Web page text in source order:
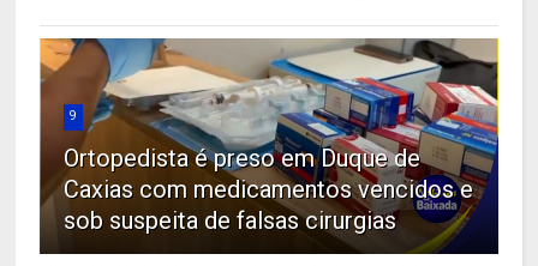
9
Ortopedista é preso em Duque de
Caxias com medicamentos vencidos e
sob suspeita de falsas cirurgias